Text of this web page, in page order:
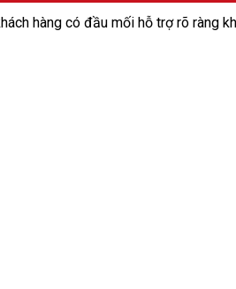
hàng có đầu mối hỗ trợ rõ ràng